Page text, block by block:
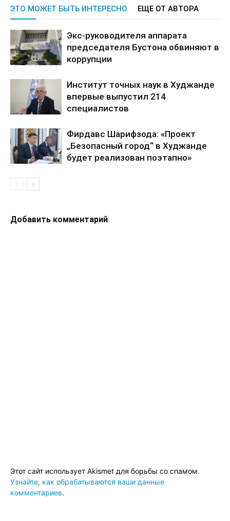
ЭТО МОЖЕТ БЫТЬ ИНТЕРЕСНО ЕЩЕ ОТ АВТОРА
Экс-руководителя аппарата
председателя Бустона обвиняют в
коррупции
Институт точных наук в Худжанде
впервые выпустил 214
специалистов
Фирдавс Шарифзода: «Проект
„Безопасный город“ в Худжанде
будет реализован поэтапно»
Добавить комментарий
Этот сайт использует Akismet для борьбы со спамом.
Узнайте, как обрабатываются ваши данные
комментариев.